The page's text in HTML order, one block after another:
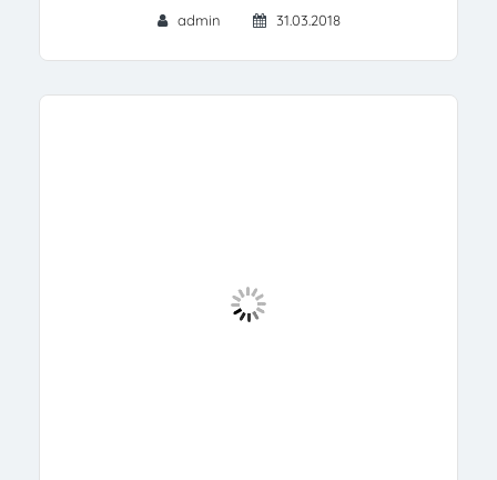
admin 31.03.2018